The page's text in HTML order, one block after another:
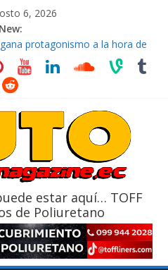
6, 2026
New:
protagonismo a la hora de
New Day’ pone en escena a
47ª, recorre 7 provincias en 8
para cubrir las rutas de La
estar aquí… TOFF
de Poliuretano